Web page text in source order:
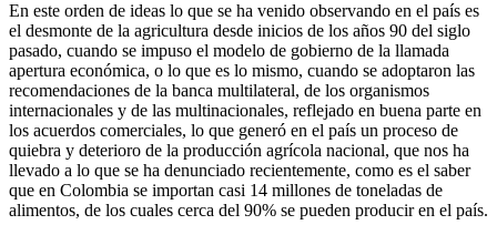
En este orden de ideas lo que se ha venido observando en el país es
el desmonte de la agricultura desde inicios de los años 90 del siglo
pasado, cuando se impuso el modelo de gobierno de la llamada
apertura económica, o lo que es lo mismo, cuando se adoptaron las
recomendaciones de la banca multilateral, de los organismos
internacionales y de las multinacionales, reflejado en buena parte en
los acuerdos comerciales, lo que generó en el país un proceso de
quiebra y deterioro de la producción agrícola nacional, que nos ha
llevado a lo que se ha denunciado recientemente, como es el saber
que en Colombia se importan casi 14 millones de toneladas de
alimentos, de los cuales cerca del 90% se pueden producir en el país.